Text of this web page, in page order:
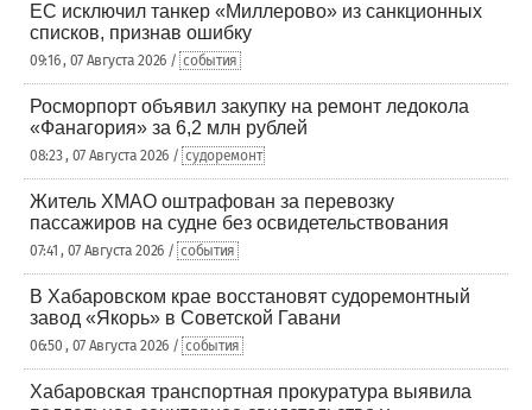
ЕС исключил танкер «Миллерово» из санкционных
списков, признав ошибку
09:16 , 07 Августа 2026 / события
Росморпорт объявил закупку на ремонт ледокола
«Фанагория» за 6,2 млн рублей
08:23 , 07 Августа 2026 / судоремонт
Житель ХМАО оштрафован за перевозку
пассажиров на судне без освидетельствования
07:41 , 07 Августа 2026 / события
В Хабаровском крае восстановят судоремонтный
завод «Якорь» в Советской Гавани
06:50 , 07 Августа 2026 / события
Хабаровская транспортная прокуратура выявила